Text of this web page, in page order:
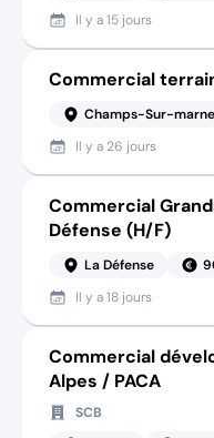
Il y a15 jours
Commercial
Champs-Sur-marne
Il y a 26 jours
Commercial
Défense (H/F)
La Défense
Il y a18 jours
Commercial
Alpes / PACA
SCB